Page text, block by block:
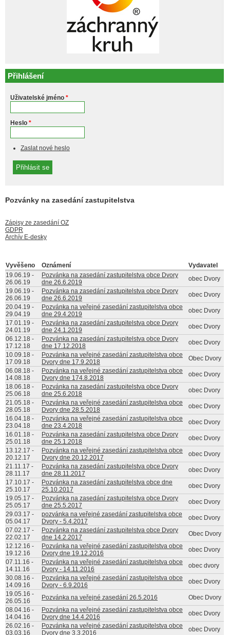
Přihlášení
Uživatelské jméno *
Heslo *
Zaslat nové heslo
Pozvánky na zasedání zastupitelstva
Zápisy ze zasedání OZ
GDPR
Archív E-desky
Vyvěšeno Oznámení
Vydavatel
19.06.19 -
26.06.19
Pozvánka na zasedání zastupitelstva obce Dvory
dne 26.6.2019
obec Dvory
19.06.19 -
26.06.19
Pozvánka na zasedání zastupitelstva obce Dvory
dne 26.6.2019
obec Dvory
20.04.19 -
29.04.19
Pozvánka na veřejné zasedání zastupitelstva obce
dne 29.4.2019
obec Dvory
17.01.19 -
24.01.19
Pozvánka na zasedání zastupitelstva obce Dvory
dne 24.1.2019
obec Dvory
06.12.18 -
17.12.18
Pozvánka na zasedání zastupitelstva obce Dvory
dne 17.12.2018
obec Dvory
10.09.18 -
17.09.18
Pozvánka na veřejné zasedání zastupitelstva obce
Dvory dne 17.9.2018
Obec Dvory
06.08.18 -
14.08.18
Pozvánka na veřejné zasedání zastupitelstva obce
Dvory dne 174.8.2018
obec Dvory
18.06.18 -
25.06.18
Pozvánka na zasedání zastupitelstva obce Dvory
dne 25.6.2018
obec Dvory
21.05.18 -
28.05.18
Pozvánka na veřejné zasedání zastupitelstva obce
Dvory dne 28.5.2018
obec Dvory
16.04.18 -
23.04.18
Pozvánka na veřejné zasedání zastupitelstva obce
dne 23.4.2018
obec Dvory
16.01.18 -
25.01.18
Pozvánka na zasedání zastupitelstva obce Dvory
dne 25.1.2018
obec Dvory
13.12.17 -
20.12.17
Pozvánka na veřejné zasedání zastupitelstva obce
Dvory dne 20.12.2017
obec Dvory
21.11.17 -
28.11.17
Pozvánka na zasedání zastupitelstva obce Dvory
dne 28.11.2017
obec Dvory
17.10.17 -
25.10.17
Pozvánka na zasedání zastupitelstva obce dne
25.10.2017
obec Dvory
19.05.17 -
25.05.17
Pozvánka na zasedání zastupitelstva obce Dvory
dne 25.5.2017
obec Dvory
29.03.17 -
05.04.17
pozvánka na veřejné zasedání zastupitelstva obce
Dvory - 5.4.2017
obec Dvory
07.02.17 -
22.02.17
Pozvánka na zasedání zastupitelstva obce Dvory
dne 14.2.2017
Obec Dvory
12.12.16 -
19.12.16
Pozvánka na veřejné zasedání zastupitelstva obce
Dvory dne 19.12.2016
obec Dvory
07.11.16 -
14.11.16
Pozvánka na veřejné zasedání zastupitelstva obce
Dvory - 14.11.2016
obec dvory
30.08.16 -
14.09.16
Pozvánka na veřejné zasedání zastupitelstva obce
Dvory - 6.9.2016
obec Dvory
19.05.16 -
26.05.16
Pozvánka na veřejné zasedání 26.5.2016
Obec Dvory
08.04.16 -
14.04.16
Pozvánka na veřejné zasedání zastupitelstva obce
Dvory dne 14.4.2016
obec Dvory
26.02.16 -
03.03.16
Pozvánka na veřejné zasedání zastupitelstva obce
Dvory dne 3.3.2016
obec Dvory